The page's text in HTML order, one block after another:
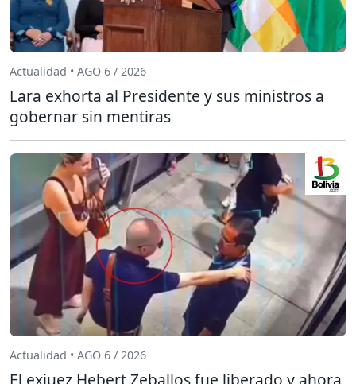
Actualidad • AGO 6 / 2026
Lara exhorta al Presidente y sus ministros a
gobernar sin mentiras
Actualidad • AGO 6 / 2026